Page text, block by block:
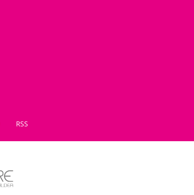
RSS